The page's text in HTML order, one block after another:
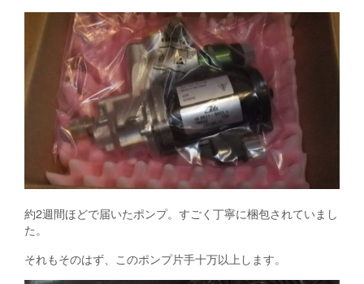
約2週間ほどで届いたポンプ。すごく丁寧に梱包されていまし
た。
それもそのはず、このポンプ片手十万以上します。